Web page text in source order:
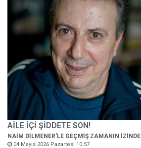
AİLE İÇİ ŞİDDETE SON!
NAİM DİLMENER'LE GEÇMİŞ ZAMANIN İZİNDE
04 Mayıs 2026 Pazartesi 10:57